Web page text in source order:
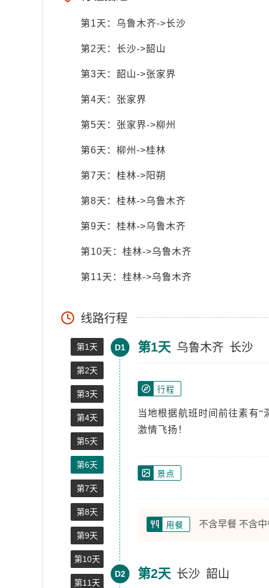
第1天：乌鲁木齐->长沙
第2天：长沙->韶山
第3天：韶山->张家界
第4天：张家界
第5天：张家界->柳州
第6天：柳州->桂林
第7天：桂林->阳朔
第8天：桂林->乌鲁木齐
第9天：桂林->乌鲁木齐
第10天：桂林->乌鲁木齐
第11天：桂林->乌鲁木齐
线路行程
第1天
第2天
第3天
第4天
第5天
第6天
第7天
第8天
第9天
第10天
第11天
D1 第1天 乌鲁木齐 长沙
行程
当地根据航班时间前往素有“
激情飞扬！
景点
用餐 不含早餐 不含
D2 第2天 长沙 韶山